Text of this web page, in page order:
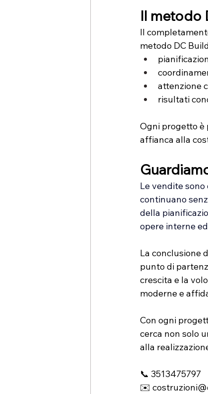
Il metodo
Il
metodo DC
attenzione
risultati
Ogni progetto è
affianca alla
Le vendite
continuano
della
opere interne
La conclusione
punto di
crescita e la
moderne e
Con ogni
cerca non solo
alla
📞 3513475797
✉️